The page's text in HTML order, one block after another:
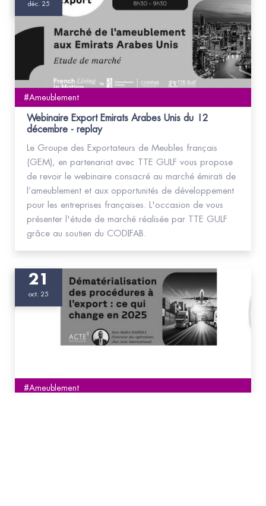
déc. 25
#Ameublement
Webinaire Export Emirats Arabes Unis du 12
décembre - replay
Le Groupe des Exportateurs de Meubles français
(GEM), en partenariat avec TTE GULF vous propose
de revoir le webinaire consacré au marché émirati de
l’ameublement et aux opportunités de développement
pour les entreprises françaises. L'occasion de vous
présenter l'étude de marché réalisée par TTE GULF
grâce au soutien du CODIFAB.
21
oct. 25
#Ameublement